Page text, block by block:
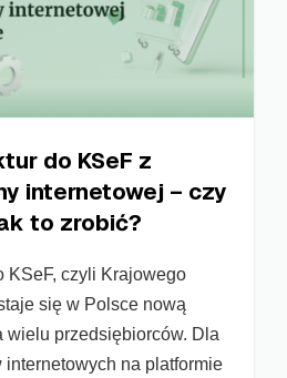
do KSeF z
internetowej – czy
to zrobić?
KSeF, czyli Krajowego
się w Polsce nową
wielu przedsiębiorców. Dla
internetowych na platformie